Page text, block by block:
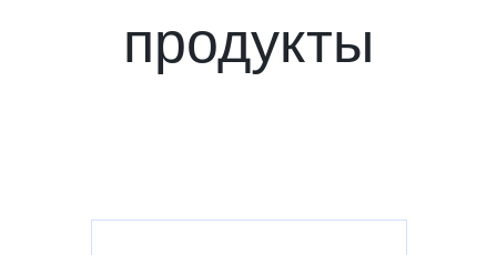
продукты